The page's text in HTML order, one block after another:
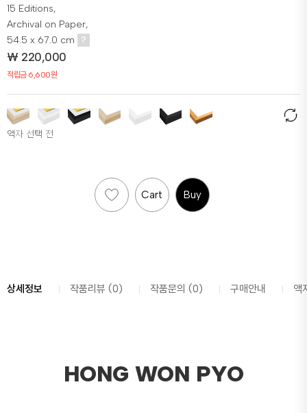
15 Editions,
Archival on Paper,
54.5 x 67.0 cm
?
₩ 220,000
적립금 6,600원
액자 선택 전
Cart Buy
상세정보 작품리뷰 (0) 작품문의 (0) 구매안내 액
HONG WON PYO